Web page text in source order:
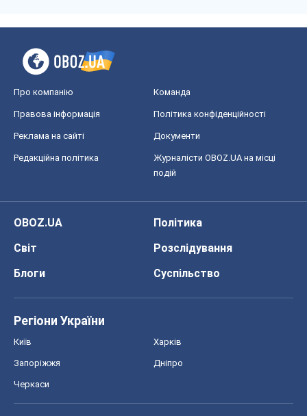
Про компанію Команда
Правова інформація Політика конфіденційності
Реклама на сайті Документи
Редакційна політика
Журналісти OBOZ.UA на місці
подій
OBOZ.UA
Політика
Світ
Розслідування
Блоги
Суспільство
Регіони України
Київ Харків
Запоріжжя Дніпро
Черкаси